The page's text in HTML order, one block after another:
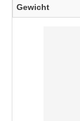
Gewicht